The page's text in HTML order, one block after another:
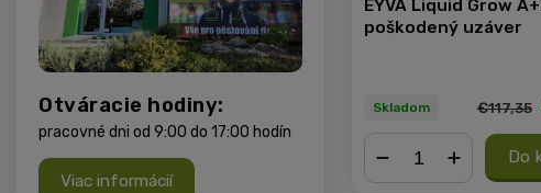
Otváracie hodiny:
pracovné dni od 9:00 do 17:00 hodín
Viac informácií
EYVA Liquid Grow
poškodený uzáver
Skladom €117,35
Do